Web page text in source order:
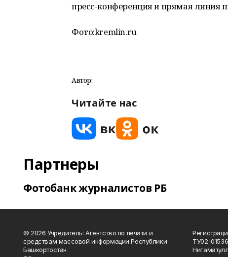
пресс-конференция и прямая линия
Фото:kremlin.ru
Автор:
Читайте нас
Партнеры
Фотобанк журналистов РБ
© 2026 Учредитель: Агентство по печати и
средствам массовой информации Республики
Башкортостан
ТУ02-